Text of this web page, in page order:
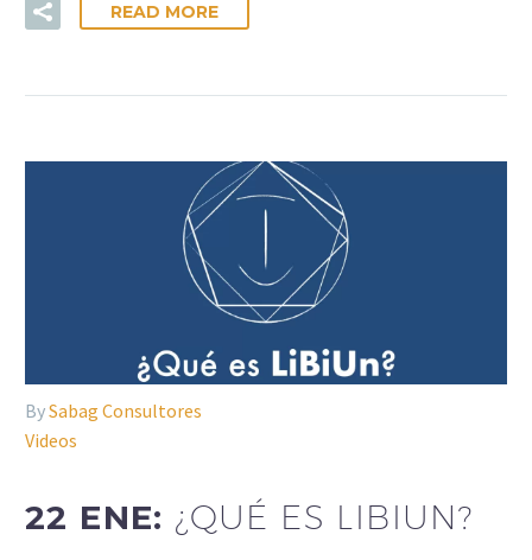
READ MORE
BySabag Consultores
Videos
22 ENE: ¿QUÉ ES LIBIUN?